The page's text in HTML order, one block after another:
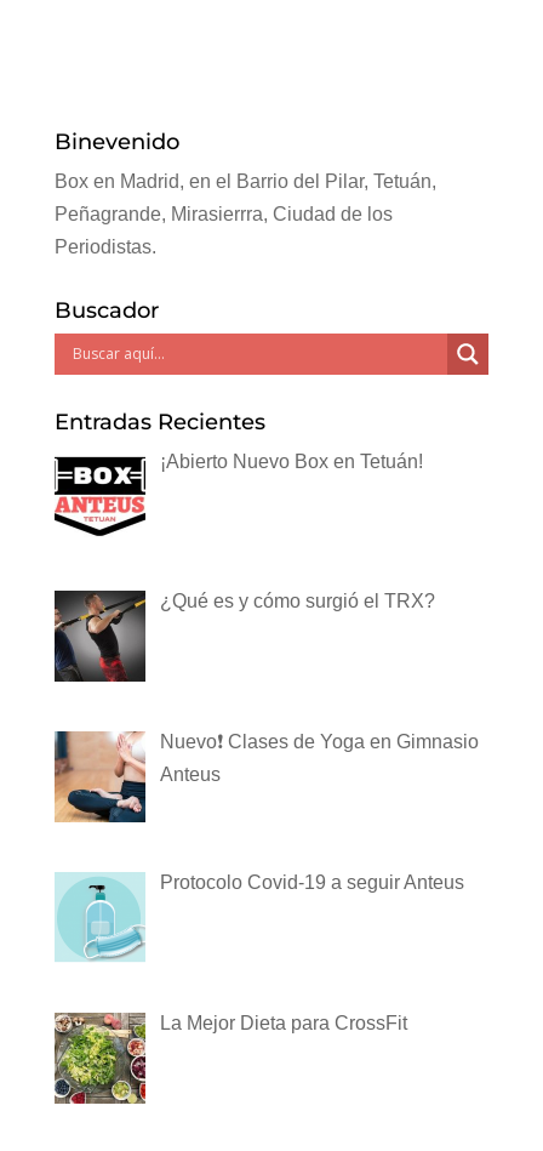
Binevenido
Box en Madrid, en el Barrio del Pilar, Tetuán,
Peñagrande, Mirasierrra, Ciudad de los
Periodistas.
Buscador
Entradas Recientes
¡Abierto Nuevo Box en Tetuán!
¿Qué es y cómo surgió el TRX?
Nuevo❗️ Clases de Yoga en Gimnasio
Anteus
Protocolo Covid-19 a seguir Anteus
La Mejor Dieta para CrossFit